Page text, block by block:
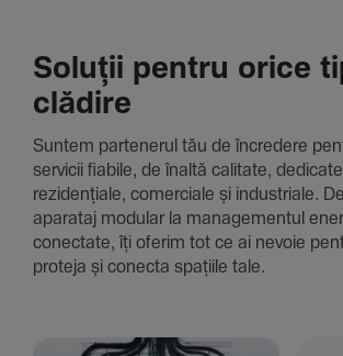
Soluții pentru orice
clădire
Suntem parte­nerul tău de încre­dere
servicii fiabile, de înaltă cali­tate,
rezi­den­țiale, comer­ciale și indus­triale.
aparataj modular la managementul
conec­tate, îți oferim tot ce ai nevoie
proteja și conecta spațiile tale.